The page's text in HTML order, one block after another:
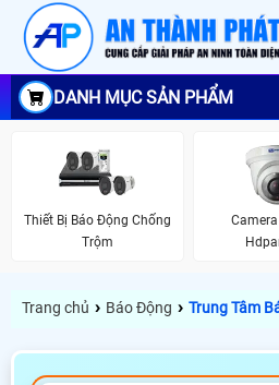
DANH MỤC SẢN PHẨM
Thiết Bị Báo Động Chống
Trộm
Trang chủ › Báo Động › Trung Tâm